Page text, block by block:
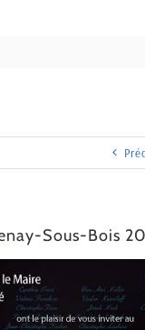
Sous-Bois